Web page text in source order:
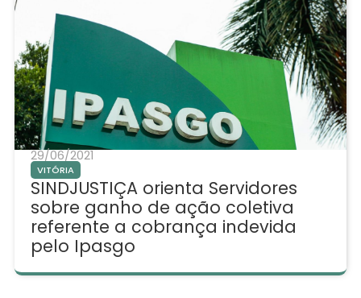
29/06/2021
VITÓRIA
SINDJUSTIÇA orienta Servidores
sobre ganho de ação coletiva
referente a cobrança indevida
pelo Ipasgo